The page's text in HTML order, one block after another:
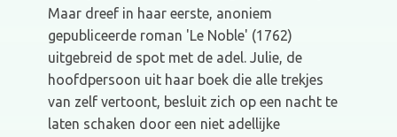
Maar dreef in haar eerste, anoniem
gepubliceerde roman 'Le Noble' (1762)
uitgebreid de spot met de adel. Julie, de
hoofdpersoon uit haar boek die alle trekjes
van zelf vertoont, besluit zich op een nacht te
laten schaken door een niet adellijke